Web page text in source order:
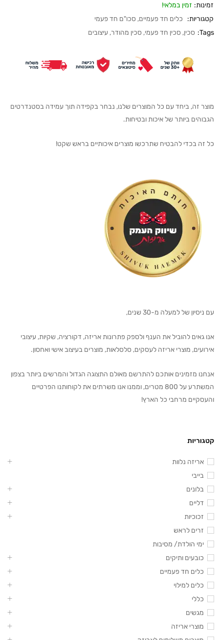
זמינות: זמין במלאי!
קטגוריות:
כלים חד פעמיים, סכו"ם חד פעמי
Tags: סכין, סכין חד פעמי, סכין מהודר, עיצובים
מוצר זה, ביחד עם כל המוצרים שלנו, נבחר בקפידה תוך עמידה בסטנדרטים
הגבוהים ביותר של איכות ובטיחות.
כל זה בכדי להבטיח שתרכשו מוצרים איכותיים בראש שקט!
עם ניסיון של למעלה מ-30 שנים,
אנו גאים להוביל את הענף ולספק פתרונות אריזה, דקורציה, שקיות, עיצובי
אירועים, מוצרי אריזה לעסקים, סלסלאות, מוצרים בעיצוב אישי ואחסון.
אנחנו מזמינים אותכם להתרשם מאולם התצוגה הגדול והמרשים ביותר בצפון
המשתרע על 800 מטרים, וממנו אנו משרתים את לקוחותנו הפרטיים
והעסקיים מרחבי כל הארץ!
קטגוריות
אריזה נלוות
בייבי
בלונים
דליים
זכוכיות
זרים לראש
ימי הולדת/ מסיבות
כובעים ותיקים
כלים חד פעמיים
כלים למילוי
כללי
מגשים
מוצרי אריזה